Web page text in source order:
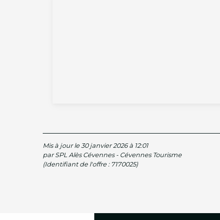
Mis à jour le 30 janvier 2026 à 12:01
par SPL Alès Cévennes - Cévennes Tourisme
(Identifiant de l'offre : 7170025)